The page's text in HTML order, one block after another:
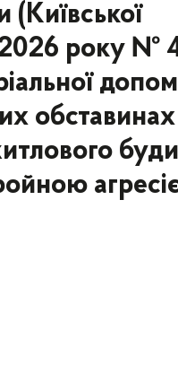
(Київської
року №